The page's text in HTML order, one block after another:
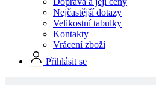
Přihlásit se